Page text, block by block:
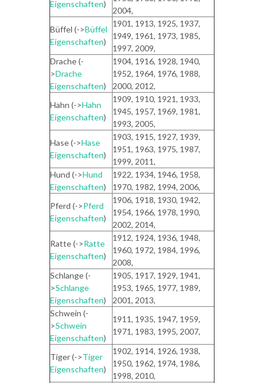
Eigenschaften)
2004,
Büffel (->Büffel
Eigenschaften)
1901, 1913, 1925, 1937,
1949, 1961, 1973, 1985,
1997, 2009,
Drache (-
>Drache
Eigenschaften)
1904, 1916, 1928, 1940,
1952, 1964, 1976, 1988,
2000, 2012,
Hahn (->Hahn
Eigenschaften)
1909, 1910, 1921, 1933,
1945, 1957, 1969, 1981,
1993, 2005,
Hase (->Hase
Eigenschaften)
1903, 1915, 1927, 1939,
1951, 1963, 1975, 1987,
1999, 2011,
Hund (->Hund
Eigenschaften)
1922, 1934, 1946, 1958,
1970, 1982, 1994, 2006,
Pferd (->Pferd
Eigenschaften)
1906, 1918, 1930, 1942,
1954, 1966, 1978, 1990,
2002, 2014,
Ratte (->Ratte
Eigenschaften)
1912, 1924, 1936, 1948,
1960, 1972, 1984, 1996,
2008,
Schlange (-
>Schlange
Eigenschaften)
1905, 1917, 1929, 1941,
1953, 1965, 1977, 1989,
2001, 2013,
Schwein (-
>Schwein
Eigenschaften)
1911, 1935, 1947, 1959,
1971, 1983, 1995, 2007,
Tiger (->Tiger
Eigenschaften)
1902, 1914, 1926, 1938,
1950, 1962, 1974, 1986,
1998, 2010,